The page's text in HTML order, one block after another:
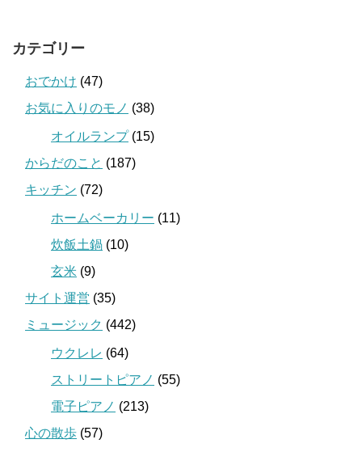
カテゴリー
おでかけ (47)
お気に入りのモノ (38)
オイルランプ(15)
からだのこと (187)
キッチン (72)
ホームベーカリー (11)
炊飯土鍋 (10)
玄米 (9)
サイト運営 (35)
ミュージック (442)
ウクレレ (64)
ストリートピアノ (55)
電子ピアノ (213)
心の散歩 (57)